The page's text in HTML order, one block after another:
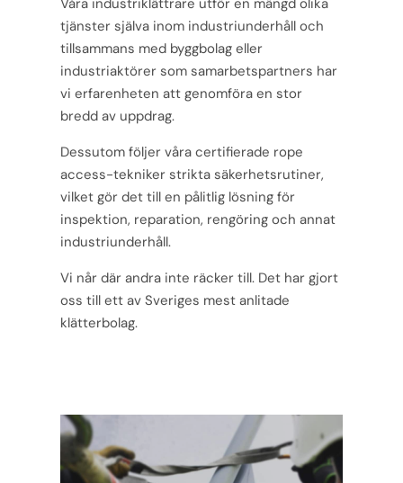
Våra industriklättrare utför en mängd olika
tjänster själva inom industriunderhåll och
tillsammans med byggbolag eller
industriaktörer som samarbetspartners har
vi erfarenheten att genomföra en stor
bredd av uppdrag.
Dessutom följer våra certifierade rope
access-tekniker strikta säkerhetsrutiner,
vilket gör det till en pålitlig lösning för
inspektion, reparation, rengöring och annat
industriunderhåll.
Vi når där andra inte räcker till. Det har gjort
oss till ett av Sveriges mest anlitade
klätterbolag.